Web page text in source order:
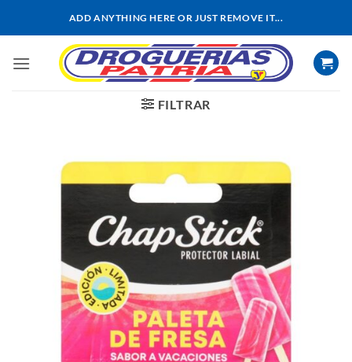
ADD ANYTHING HERE OR JUST REMOVE IT...
FILTRAR